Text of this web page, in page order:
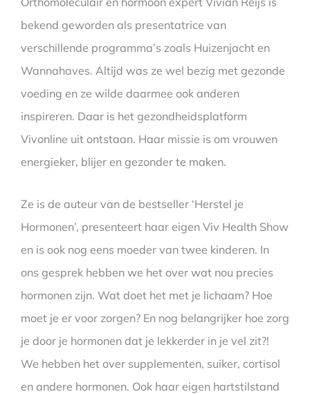
bekend geworden als presentatrice van
verschillende programma’s zoals Huizenjacht en
Wannahaves. Altijd was ze wel bezig met gezonde
voeding en ze wilde daarmee ook anderen
inspireren. Daar is het gezondheidsplatform
Vivonline uit ontstaan. Haar missie is om vrouwen
energieker, blijer en gezonder te maken.
Ze is de auteur van de bestseller ‘Herstel je
Hormonen’, presenteert haar eigen Viv Health Show
en is ook nog eens moeder van twee kinderen. In
ons gesprek hebben we het over wat nou precies
hormonen zijn. Wat doet het met je lichaam? Hoe
moet je er voor zorgen? En nog belangrijker hoe zorg
je door je hormonen dat je lekkerder in je vel zit?!
We hebben het over supplementen, suiker, cortisol
en andere hormonen. Ook haar eigen hartstilstand